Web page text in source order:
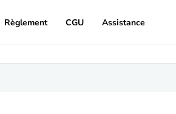
Règlement CGU Assistance